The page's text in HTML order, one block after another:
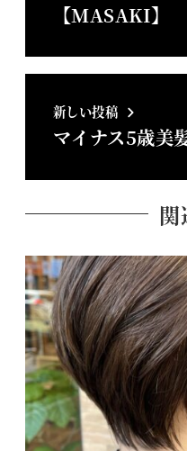
【MASAKI】
新しい投稿
マイナス5歳美